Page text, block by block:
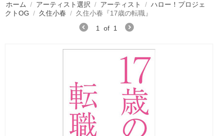
ホーム / アーティスト選択 / アーティスト / ハロー！プロジェ
クトOG / 久住小春 / 久住小春『17歳の転職』
1
of 1